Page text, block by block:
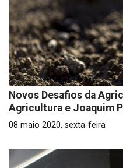
Novos Desafios da
Agricultura e Joaquim
08 maio 2020, sexta-feira